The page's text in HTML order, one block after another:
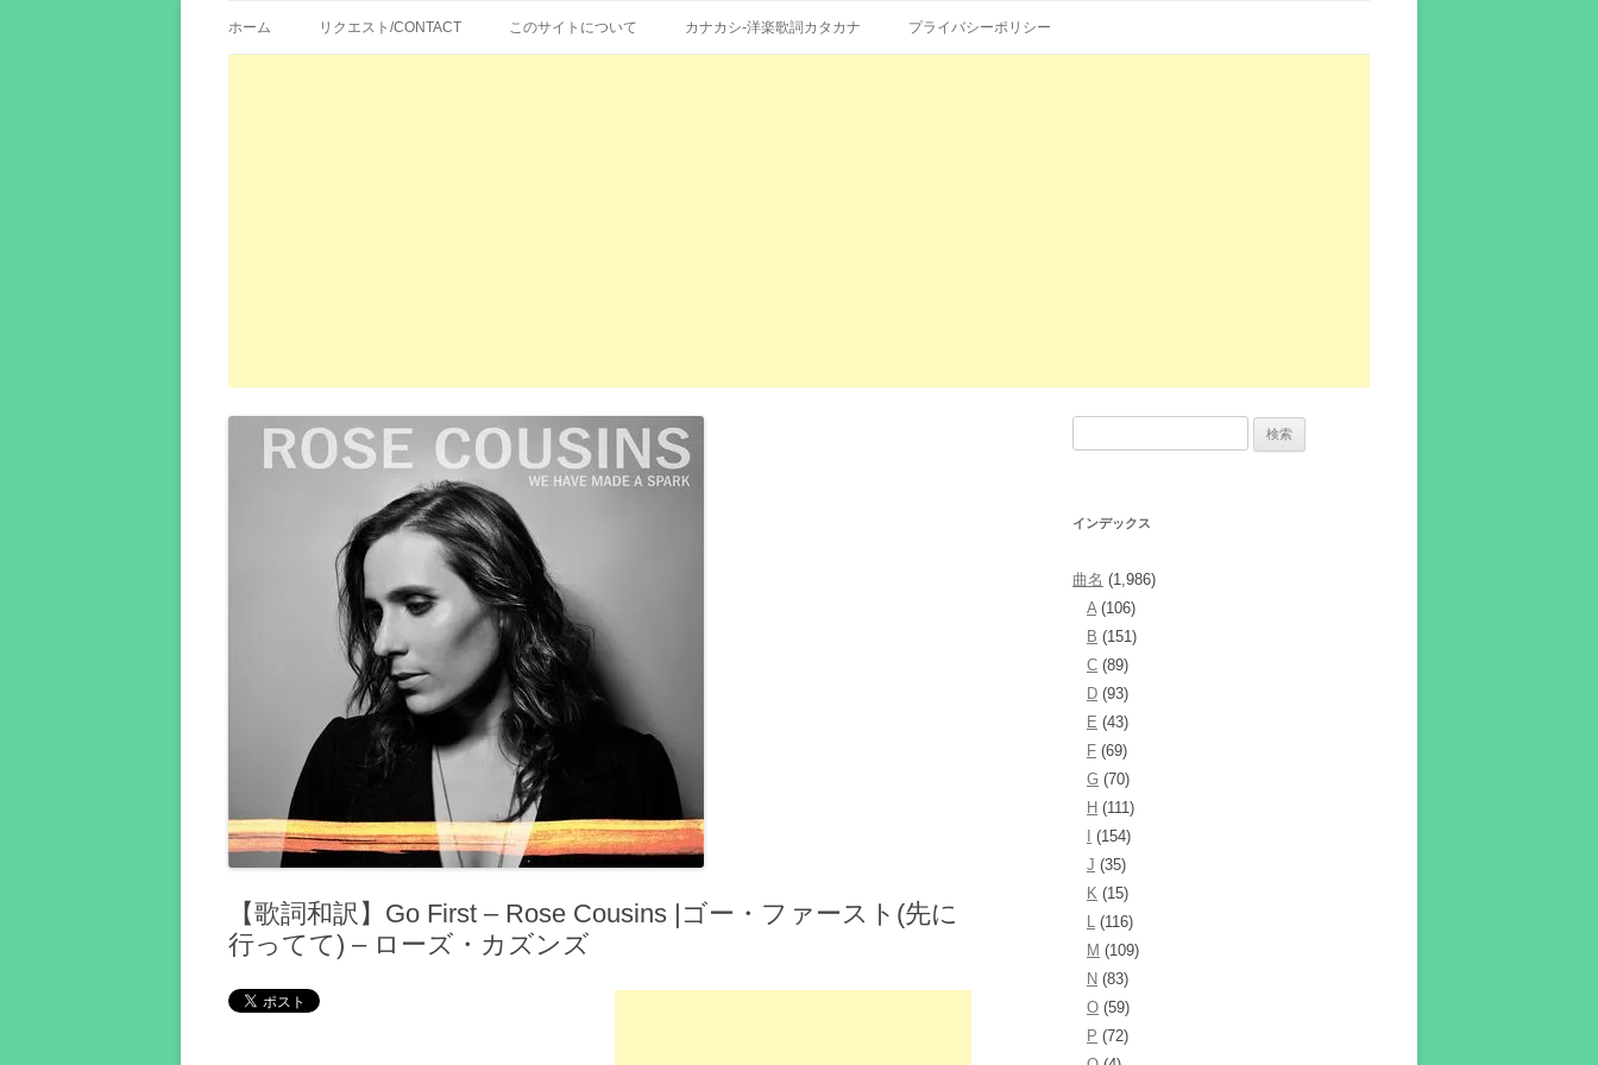
エイカシ | 洋楽歌詞の和訳、英語の意味、読み方
ン
ン
ホーム リクエスト/CONTACT このサイトについて カナカシ-洋楽歌詞カタカナ プライバシーポリシー
【歌詞和訳】Go First – Rose Cousins |ゴー・ファースト(先に
行ってて) – ローズ・カズンズ
インデックス
曲名 (1,986)
A(106)
B (151)
C (89)
D (93)
E (43)
F (69)
G (70)
H (111)
(154)
J (35)
K (15)
L (116)
M (109)
N (83)
O (59)
P (72)